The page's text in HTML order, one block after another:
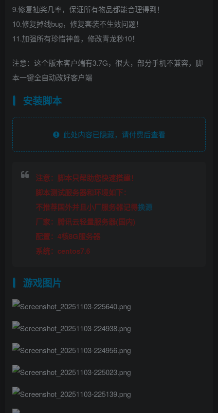
9.修复抽奖几率，保证所有物品都能合理得到！
10.修复掉线bug，修复套装不生效问题！
11.加强所有珍惜神兽，修改青龙秒10！
注意：这个版本客户端有3.7G，很大，部分手机不兼容，脚
本一键全自动改好客户端
安装脚本
此处内容已隐藏，请付费后查看
注意：脚本只帮助您快速搭建！
脚本测试服务器和环境如下：
不推荐国外并且小厂服务器记得换源
厂家：腾讯云轻量服务器(国内)
配置：4核8G服务器
系统：centos7.6
游戏图片